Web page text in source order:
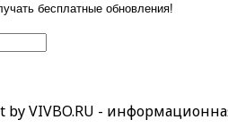
бесплатные обновления!
by VIVBO.RU -